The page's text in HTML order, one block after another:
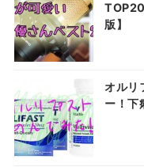
版】
オルリ
ー！下